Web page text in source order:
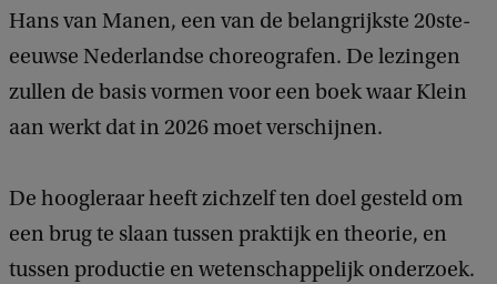
Hans van Manen, een van de belangrijkste 20ste-
eeuwse Nederlandse choreografen. De lezingen
zullen de basis vormen voor een boek waar Klein
aan werkt dat in 2026 moet verschijnen.
De hoogleraar heeft zichzelf ten doel gesteld om
een brug te slaan tussen praktijk en theorie, en
tussen productie en wetenschappelijk onderzoek.